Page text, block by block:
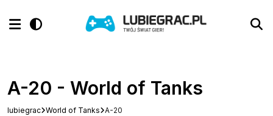
A-20 - World of Tanks
lubiegrac World of Tanks A-20